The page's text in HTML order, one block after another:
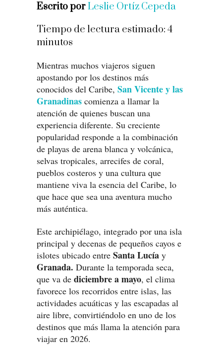
Escrito porLeslie Ortíz Cepeda
Tiempo de lectura estimado: 4
minutos
Mientras muchos viajeros siguen
apostando por los destinos más
conocidos del Caribe, San Vicente y las
Granadinas comienza a llamar la
atención de quienes buscan una
experiencia diferente. Su creciente
popularidad responde a la combinación
de playas de arena blanca y volcánica,
selvas tropicales, arrecifes de coral,
pueblos costeros y una cultura que
mantiene viva la esencia del Caribe, lo
que hace que sea una aventura mucho
más auténtica.
Este archipiélago, integrado por una isla
principal y decenas de pequeños cayos e
islotes ubicado entre Santa Lucía y
Granada. Durante la temporada seca,
que va de diciembre a mayo, el clima
favorece los recorridos entre islas, las
actividades acuáticas y las escapadas al
aire libre, convirtiéndolo en uno de los
destinos que más llama la atención para
viajar en 2026.